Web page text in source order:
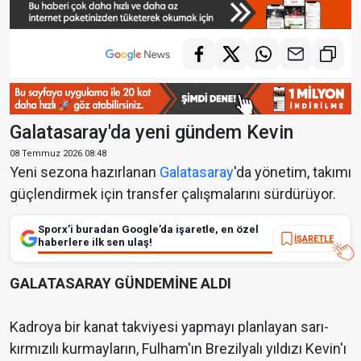
Galatasaray'da yeni gündem Kevin
08 Temmuz 2026 08:48
Yeni sezona hazırlanan Galatasaray'da yönetim, takımı
güçlendirmek için transfer çalışmalarını sürdürüyor.
Sporx’i buradan Google’da işaretle, en özel
haberlere ilk sen ulaş!
İŞARETLE
GALATASARAY GÜNDEMİNE ALDI
Kadroya bir kanat takviyesi yapmayı planlayan sarı-
kırmızılı kurmayların, Fulham'ın Brezilyalı yıldızı Kevin'ı